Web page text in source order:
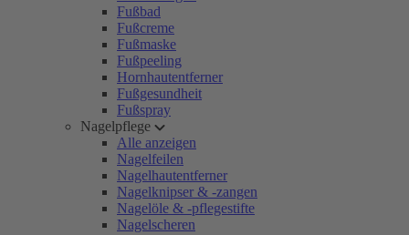
Fußbad
Fußcreme
Fußmaske
Fußpeeling
Hornhautentferner
Fußgesundheit
Fußspray
Nagelpflege
Alle anzeigen
Nagelfeilen
Nagelhautentferner
Nagelknipser & -zangen
Nagelöle & -pflegestifte
Nagelscheren